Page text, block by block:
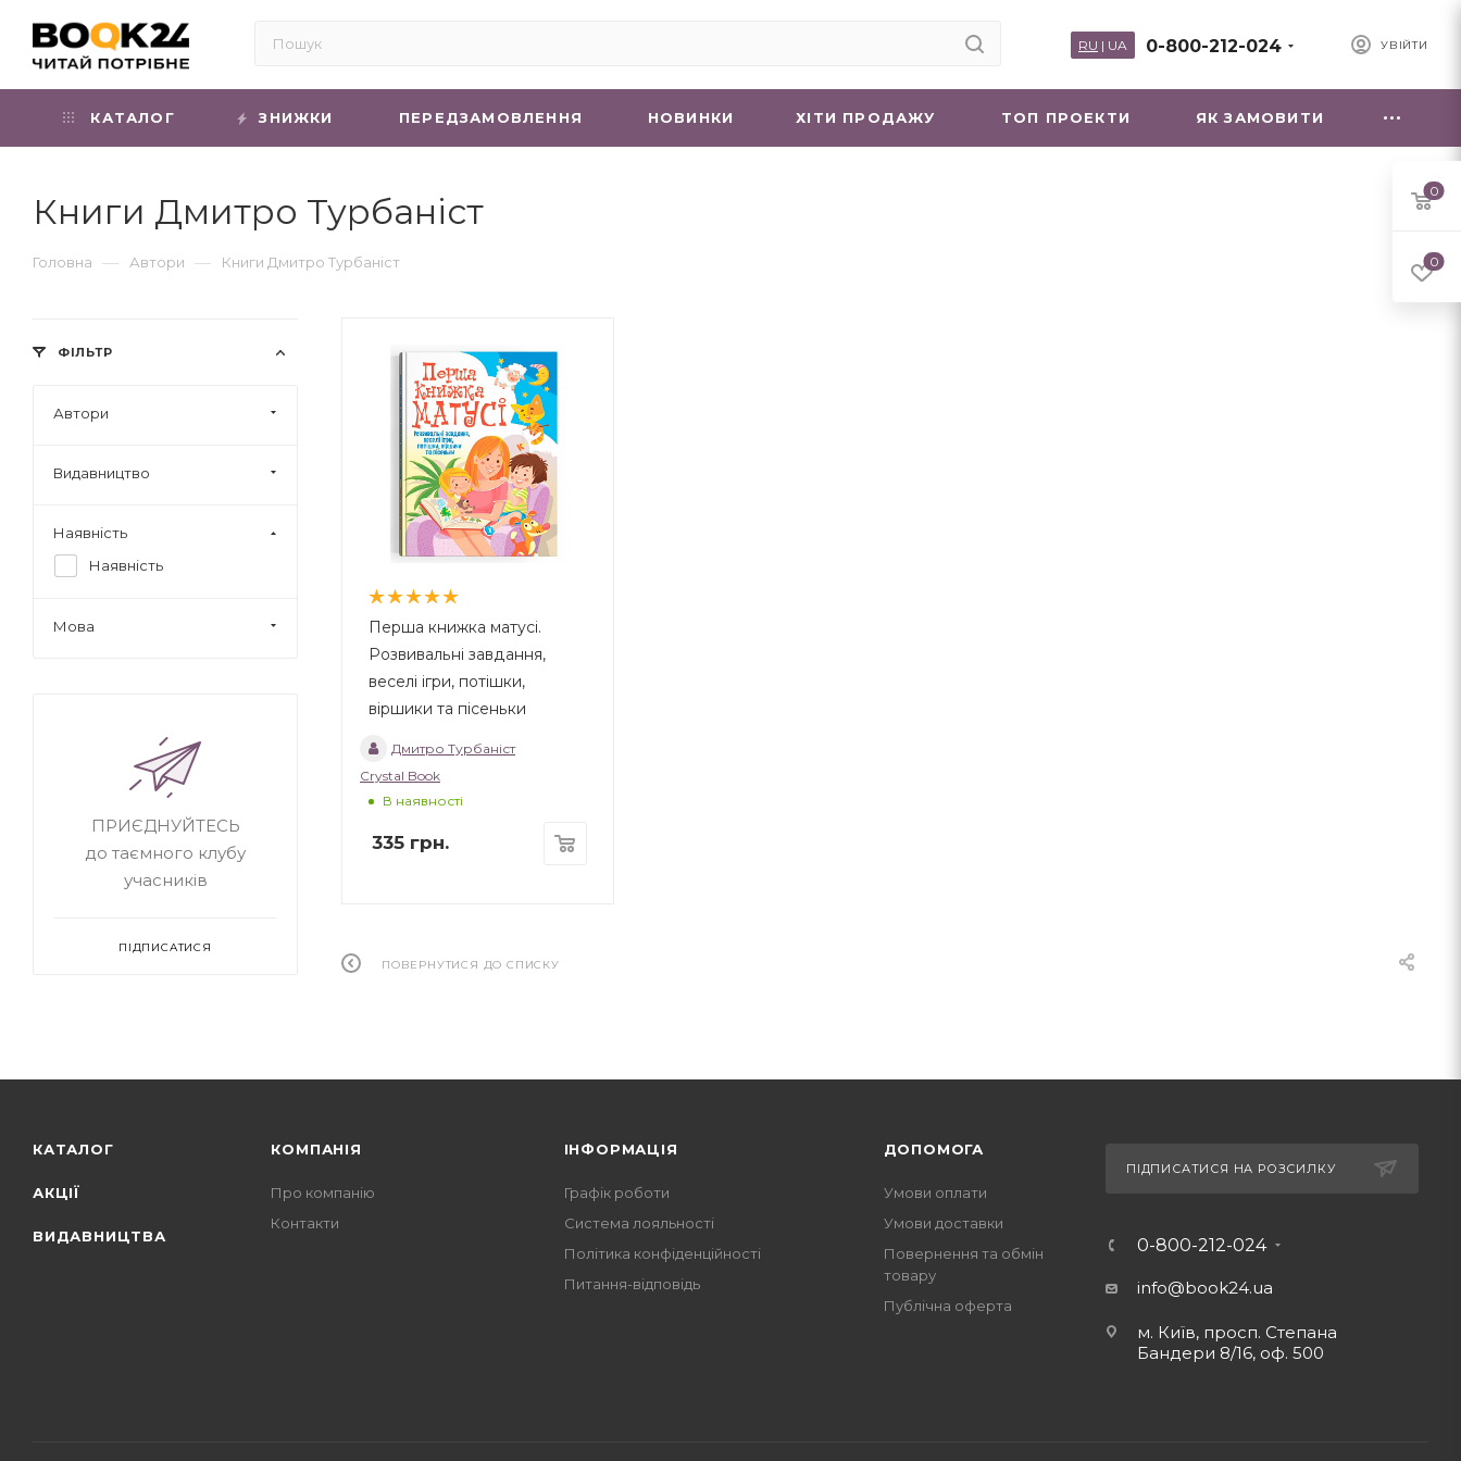
УВІЙТИ
0-800-212-024
RU | UA
КАТАЛОГ ЗНИЖКИ ПЕРЕДЗАМОВЛЕННЯ НОВИНКИ ХIТИ ПРОДАЖУ ТОП ПРОЕКТИ ЯК ЗАМОВИТИ
Книги Дмитро Турбаніст
Головна — Автори — Книги Дмитро Турбаніст
Перша книжка матусі.
Розвивальні завдання,
веселі ігри, потішки,
віршики та пісеньки
Дмитро Турбаніст
Crystal Book
В наявності
335 грн.
ПОВЕРНУТИСЯ ДО СПИСКУ
ФІЛЬТР
Автори
Видавництво
Наявність
Наявність
Мова
ПРИЄДНУЙТЕСЬ
до таємного клубу
учасників
ПІДПИСАТИСЯ
КАТАЛОГ
АКЦІЇ
ВИДАВНИЦТВА
КОМПАНІЯ
Про компанію
Контакти
ІНФОРМАЦІЯ
Графік роботи
Система лояльності
Політика конфіденційності
Питання-відповідь
ДОПОМОГА
Умови оплати
Умови доставки
Повернення та обмін
товару
Публічна оферта
ПІДПИСАТИСЯ НА РОЗСИЛКУ
0-800-212-024
info@book24.ua
м. Київ, просп. Степана
Бандери 8/16, оф. 500
0
0